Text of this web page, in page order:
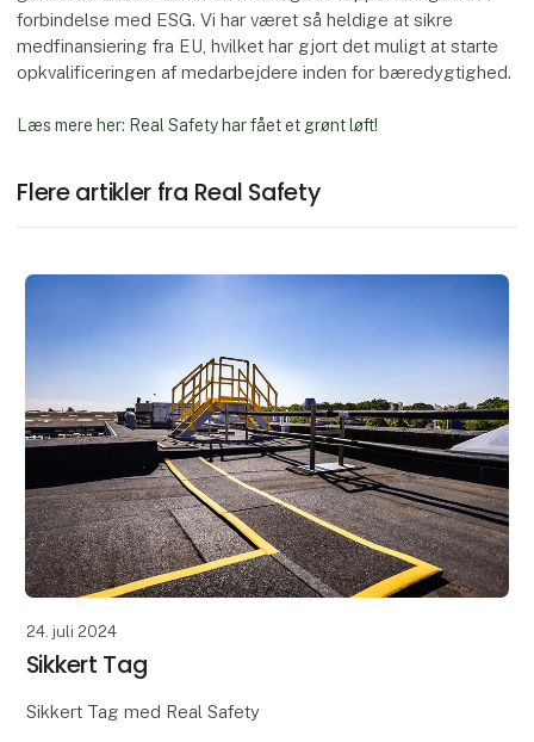
forbindelse med ESG. Vi har været så heldige at sikre
medfinansiering fra EU, hvilket har gjort det muligt at starte
opkvalificeringen af ​​medarbejdere inden for bæredygtighed.
Læs mere her: Real Safety har fået et grønt løft!
Flere artikler fra Real Safety
24. juli 2024
Sikkert Tag
Sikkert Tag med Real Safety